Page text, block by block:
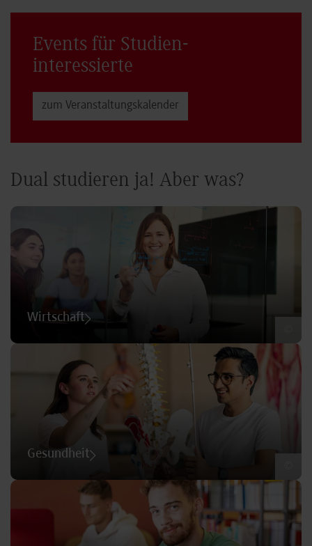
Events für Studien­
interessierte
zum Veranstaltungs­kalender
Dual studieren ja! Aber was?
Wirtschaft
Gesundheit